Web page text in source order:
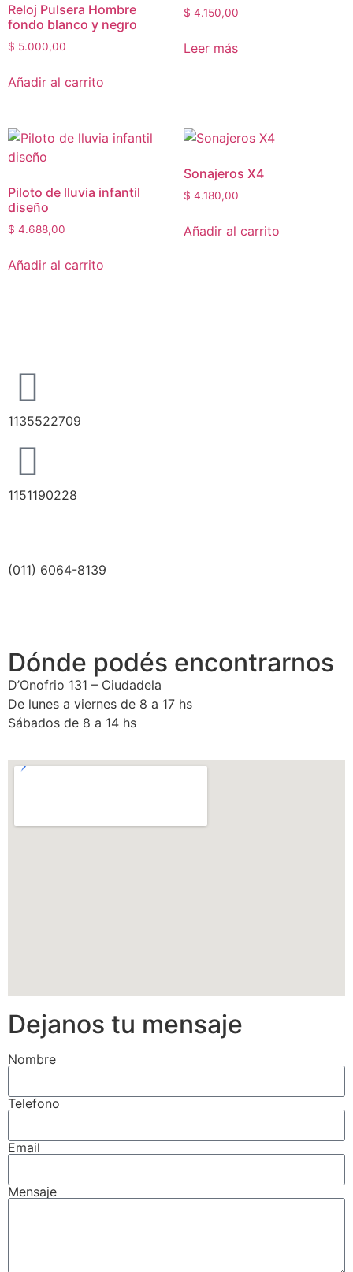
Reloj Pulsera Hombre
fondo blanco y negro
$ 5.000,00
Añadir al carrito
$ 4.150,00
Leer más
Piloto de lluvia infantil
diseño
$ 4.688,00
Añadir al carrito
Sonajeros X4
$ 4.180,00
Añadir al carrito
1135522709
1151190228
(011) 6064-8139
Dónde podés encontrarnos
D’Onofrio 131 – Ciudadela
De lunes a viernes de 8 a 17 hs
Sábados de 8 a 14 hs
Dejanos tu mensaje
Nombre
Telefono
Email
Mensaje